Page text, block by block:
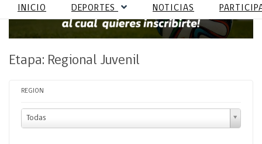
INICIO DEPORTES NOTICIAS
Etapa: Regional Juvenil
REGION
Todas